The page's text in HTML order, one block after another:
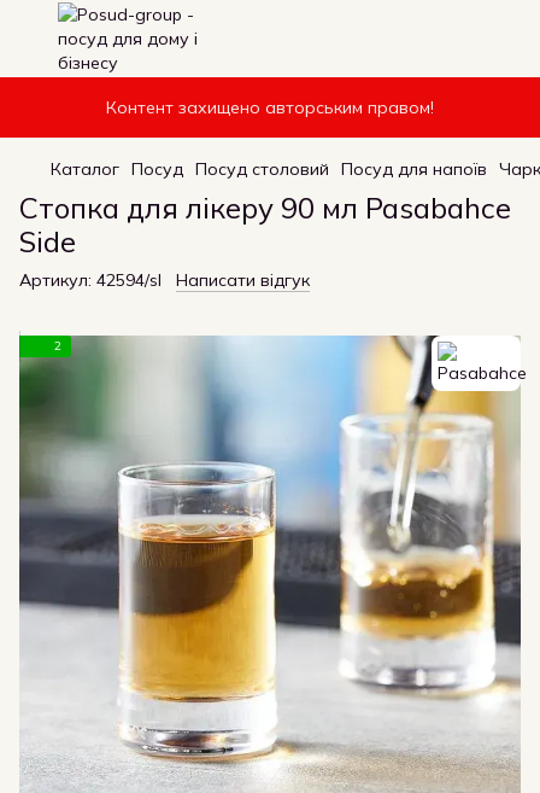
Контент захищено авторським правом!
Каталог Посуд Посуд столовий Посуд для напоїв
Стопка для лікеру 90 мл Pasabahce
Side
Артикул: 42594/sl Написати відгук
2